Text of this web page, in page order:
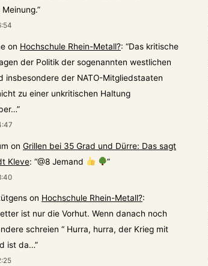
”
on Hochschule Rhein-Metall?: “Das kritische
der Politik der sogenannten westlichen
insbesondere der NATO-Mitgliedstaaten
zu einer unkritischen Haltung
”
on Grillen bei 35 Grad und Dürre: Das sagt
Kleve: “@8 Jemand ”
on Hochschule Rhein-Metall?:
ist nur die Vorhut. Wenn danach noch
schreien “ Hurra, hurra, der Krieg mit
ist da…”